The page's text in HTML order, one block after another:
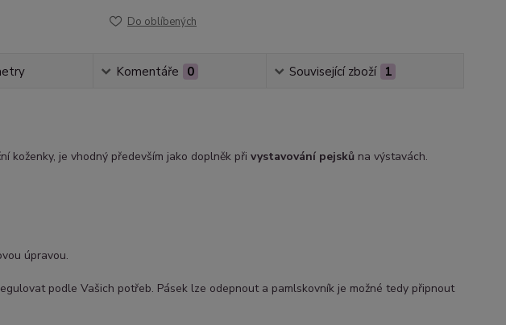
Do oblíbených
Komentáře 0 Související zboží 1
koženky, je vhodný především jako doplněk při vystavování pejsků na výstavách.
úpravou.
podle Vašich potřeb. Pásek lze odepnout a pamlskovník je možné tedy připnout